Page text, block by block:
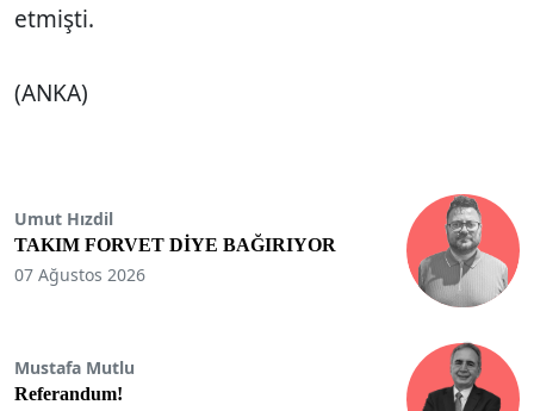
etmişti.
(ANKA)
Umut Hızdil
TAKIM FORVET DİYE BAĞIRIYOR
07 Ağustos 2026
Mustafa Mutlu
Referandum!